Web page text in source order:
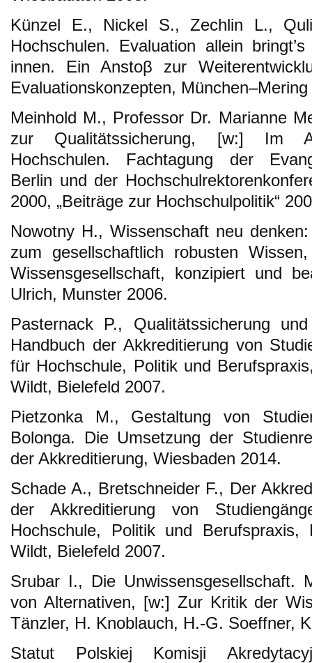
Künzel E., Nickel S., Zechlin L.,
Hochschulen. Evaluation allein
innen. Ein Anstoβ zur
Evaluationskonzepten,
Meinhold M., Professor Dr. Marianne
zur Qualitätssicherung, [w:] Im
Hochschulen. Fachtagung der
Berlin und der
2000, „Beiträge zur Hochschulpolitik“
Nowotny H., Wissenschaft neu
zum gesellschaftlich robusten
Wissensgesellschaft, konzipiert und
Ulrich, Munster 2006.
Pasternack P., Qualitätssicherung
Handbuch der Akkreditierung von
für Hochschule, Politik und
Wildt, Bielefeld 2007.
Pietzonka M., Gestaltung von
Bolonga. Die Umsetzung der
der Akkreditierung, Wiesbaden 2014.
Schade A., Bretschneider F., Der
der Akkreditierung von
Hochschule, Politik und
Wildt, Bielefeld 2007.
Srubar I., Die Unwissensgesellschaft.
von Alternativen, [w:] Zur Kritik der
Tänzler, H. Knoblauch, H.-G. Soeffner,
Statut Polskiej Komisji